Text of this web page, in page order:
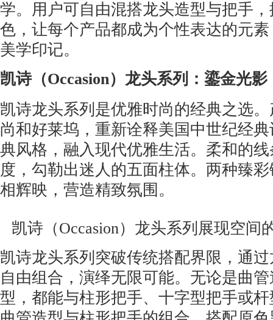
学。用户可自由混搭龙头造型与把手
色，让每个产品都成为个性表达的元
美学印记。
凯诗（Occasion） 龙头系列： 鎏金光影
凯诗龙头系列是优雅时尚的经典之选
尚和好莱坞，重新诠释美国中世纪经
典风格，融入现代优雅生活。柔和的
度，勾勒出迷人的五面柱体。两种臻
相辉映，营造精致氛围。
凯诗（Occasion）龙头系列展现空间
凯诗龙头系列突破传统搭配界限，通
自由组合，演绎无限可能。无论是曲
型，都能与柱形把手、十字型把手或